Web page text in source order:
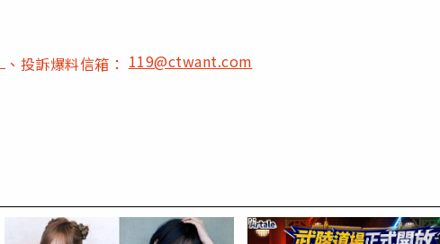
、投訴爆料信箱：119@ctwant.com
PR